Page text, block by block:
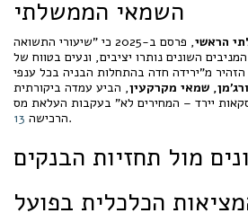
השמאי הממשלתי
הראשי
, פרסם ב-2025 כי "שיעורי התשואה
השונים נותרו יציבים, ונעים בטווח של
מ"ירידה חדה בהתחלות הבניה בכל ענפי
שמאי מקרקעין, הביע עמדה ביקורתית
יירד – המחירים לא" בעקבות העלאת מס
הרכישה 13 .
מול תחזיות הבנקים
הכלכלית בפועל